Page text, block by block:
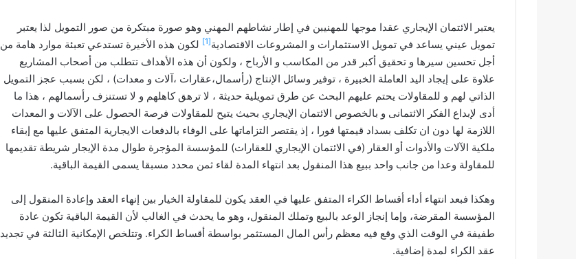
يعتبر الائتمان الإيجاري عقدا موجها للمهنيبن في إطار نشاطهم المهني وهو صورة مبتكرة من صور التمويل لذا يعتبر
تمويل عيني يساعد في تمويل الاستثمارات و المشروعات الاقتصادية[1]
لكون هذه الأخيرة تستدعي تعبئة موارد هامة من
أجل تحسين سيرها و تحقيق أكبر قدر من المكاسب و الأرباح ، ولكون أن هذه الأهداف تتطلب من أصحاب المشاريع
علاوة على إيجاد اليد العاملة الخبيرة ، توفير وسائل الإنتاج (رأسمال،عقارات ،آلات و معدات) ، لكن بسبب عجز التمويل
الذاتي لهم و للمقاولات يحتم عليهم البحث عن طرق تمويلية حديثة ، لا ترهق كاهلهم و لا تستنزف رأسمالهم ، هذا ما
أدى لإبداع الفكر الائتمانى و بالخصوص الائتمان الإيجاري بحيث يتيح للمقاولات فرصة الحصول على الآلات و المعدات
اللازمة لها دون ان تكلف بسداد قيمتها فورا ، إذ يقتصر التزاماتها على الوفاء بالدفعات الايجارية المتفق عليها مع إبقاء
ملكية الآلات والأدوات أو العقار (في الائتمان الإيجاري للعقارات) للمؤسسة المؤجرة طوال مدة الإيجار شريطة تقديمها
للمقاولة وعدا من جانب واحد ببيع هذا المنقول بعد انتهاء المدة لقاء ثمن محدد مسبقا يسمى القيمة الباقية.
وهكذا فبعد انتهاء أداء أقساط الكراء المتفق عليها في العقد يكون للمقاولة الخيار بين إنهاء العقد وإعادة المنقول إلى
المؤسسة المقرضة، وإما إنجاز الوعد بالبيع وتملك المنقول، وهو ما يحدث في الغالب لأن القيمة الباقية تكون عادة
طفيفة في الوقت الذي وقع فيه معظم رأس المال المستثمر بواسطة أقساط الكراء. وتتلخص الإمكانية الثالثة في تجديد
عقد الكراء لمدة إضافية.